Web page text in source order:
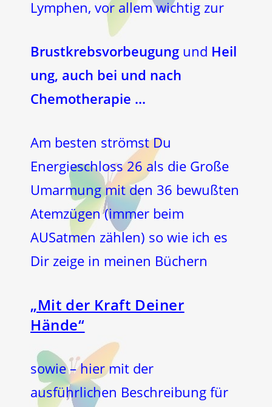
Lymphen, vor allem wichtig zur
Brustkrebsvorbeugung und Heil
ung, auch bei und nach
Chemotherapie …
Am besten strömst Du
Energieschloss 26 als die Große
Umarmung mit den 36 bewußten
Atemzügen (immer beim
AUSatmen zählen) so wie ich es
Dir zeige in meinen Büchern
„Mit der Kraft Deiner
Hände“
sowie – hier mit der
ausführlichen Beschreibung für